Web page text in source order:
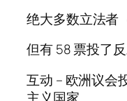
绝大多数立法者
但有 58 票投了
互动 – 欧洲议会